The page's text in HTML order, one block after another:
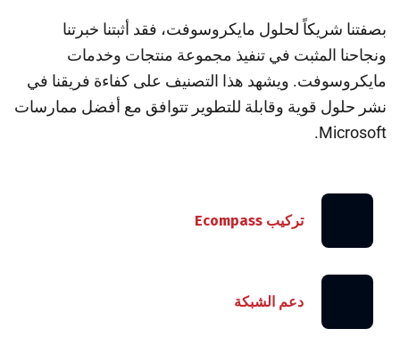
بصفتنا شريكاً لحلول مايكروسوفت، فقد أثبتنا خبرتنا
ونجاحنا المثبت في تنفيذ مجموعة منتجات وخدمات
مايكروسوفت. ويشهد هذا التصنيف على كفاءة فريقنا في
نشر حلول قوية وقابلة للتطوير تتوافق مع أفضل ممارسات
Microsoft.
تركيب Ecompass
دعم الشبكة